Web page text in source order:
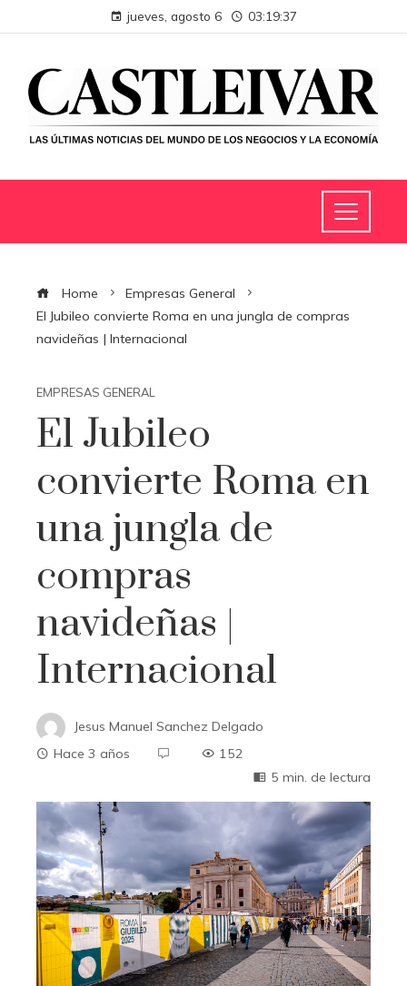
jueves, agosto 6 03:19:38
Home
Empresas General
El Jubileo convierte Roma en una jungla de compras
navideñas | Internacional
EMPRESAS GENERAL
El Jubileo
convierte Roma en
una jungla de
compras
navideñas |
Internacional
Jesus Manuel Sanchez Delgado
Hace 3 años
152
5 min. de lectura